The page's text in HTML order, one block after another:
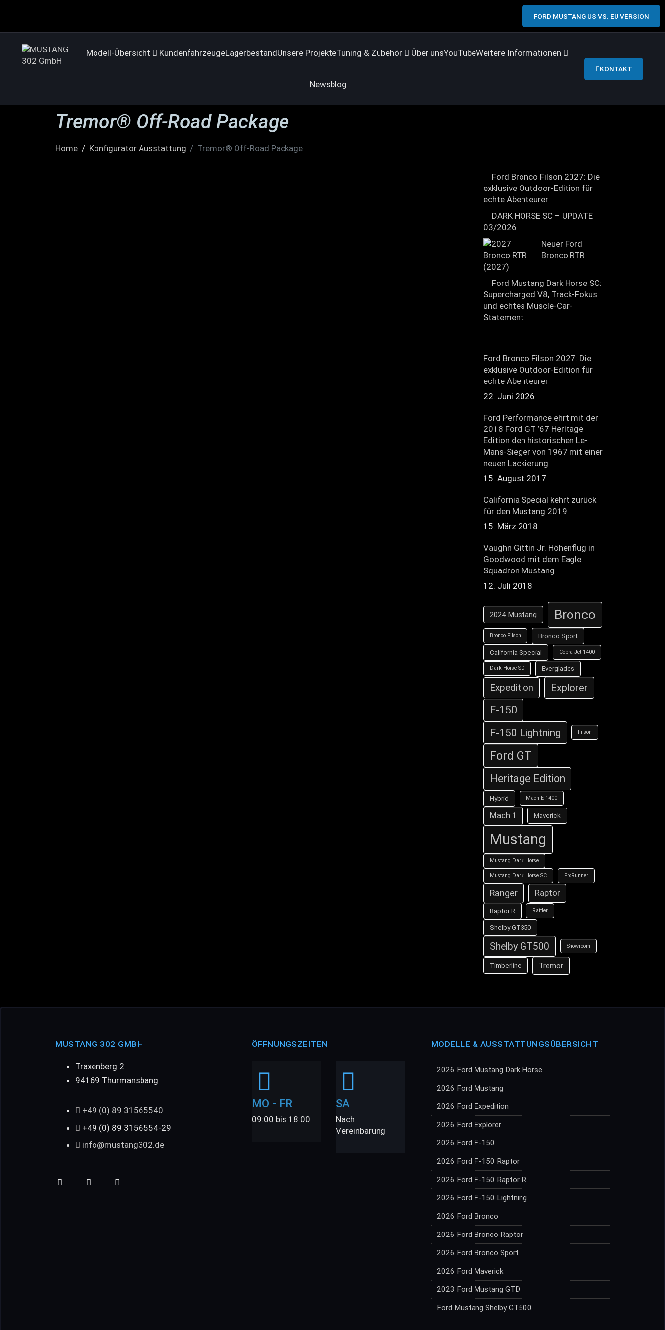
FORD MUSTANG US VS. EU VERSION
Modell-Übersicht KundenfahrzeugeLagerbestandUnsere ProjekteTuning & Zubehör Über unsYouTubeWeitere Informationen
Newsblog
KONTAKT
Tremor® Off-Road Package
Home Konfigurator Ausstattung Tremor® Off-Road Package
Ford Bronco Filson 2027: Die
exklusive Outdoor-Edition für
echte Abenteurer
DARK HORSE SC – UPDATE
03/2026
Neuer Ford
Bronco RTR
(2027)
Ford Mustang Dark Horse SC:
Supercharged V8, Track-Fokus
und echtes Muscle-Car-
Statement
Ford Bronco Filson 2027: Die
exklusive Outdoor-Edition für
echte Abenteurer
22. Juni 2026
Ford Performance ehrt mit der
2018 Ford GT ’67 Heritage
Edition den historischen Le-
Mans-Sieger von 1967 mit einer
neuen Lackierung
15. August 2017
California Special kehrt zurück
für den Mustang 2019
15. März 2018
Vaughn Gittin Jr. Höhenflug in
Goodwood mit dem Eagle
Squadron Mustang
12. Juli 2018
2024 Mustang Bronco
Bronco Filson Bronco Sport
California Special Cobra Jet 1400
Dark Horse SC Everglades
Expedition Explorer
F-150
F-150 Lightning
Filson
Ford GT
Heritage Edition
Hybrid Mach-E 1400
Mach 1 Maverick
Mustang
Mustang Dark Horse
Mustang Dark Horse SC ProRunner
Ranger Raptor
Raptor R Rattler
Shelby GT350
Shelby GT500 Showroom
Timberline Tremor
MUSTANG 302 GMBH
Traxenberg 2
94169 Thurmansbang
+49 (0) 89 31565540
+49 (0) 89 3156554-29
info@mustang302.de
ÖFFNUNGSZEITEN
MO - FR
09:00 bis 18:00
SA
Nach
Vereinbarung
MODELLE & AUSSTATTUNGSÜBERSICHT
2026 Ford Mustang Dark Horse
2026 Ford Mustang
2026 Ford Expedition
2026 Ford Explorer
2026 Ford F-150
2026 Ford F-150 Raptor
2026 Ford F-150 Raptor R
2026 Ford F-150 Lightning
2026 Ford Bronco
2026 Ford Bronco Raptor
2026 Ford Bronco Sport
2026 Ford Maverick
2023 Ford Mustang GTD
Ford Mustang Shelby GT500